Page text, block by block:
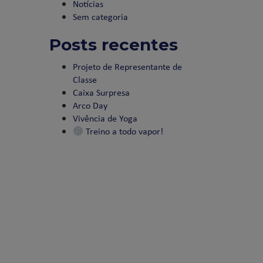
Notícias
Sem categoria
Posts recentes
Projeto de Representante de
Classe
Caixa Surpresa
Arco Day
Vivência de Yoga
Treino a todo vapor!